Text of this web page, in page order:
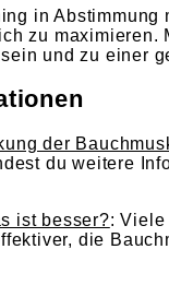
in
zu
und zu einer
der
du weitere
ist besser?: Viele
die